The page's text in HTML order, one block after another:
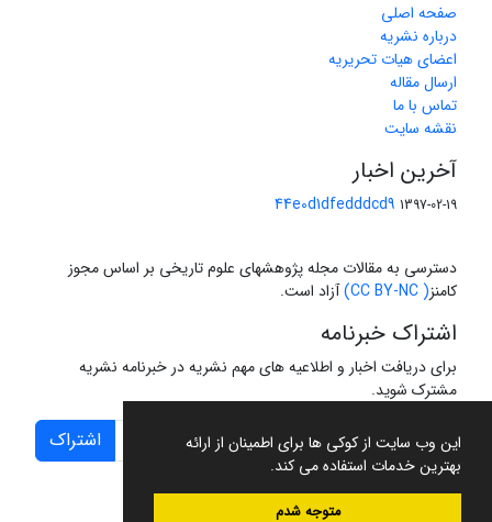
این وب سایت از کوکی ها برای اطمینان از ارائه
بهترین خدمات استفاده می کند.
متوجه شدم
صفحه اصلی
درباره نشریه
اعضای هیات تحریریه
ارسال مقاله
تماس با ما
نقشه سایت
آخرین اخبار
44e0d1dfedddcd9 1397-02-19
دسترسی به مقالات مجله پژوهشهای علوم تاریخی بر اساس مجوز
کامنز( CC BY-NC) آزاد است.
اشتراک خبرنامه
برای دریافت اخبار و اطلاعیه های مهم نشریه در خبرنامه نشریه
مشترک شوید.
اشتراک